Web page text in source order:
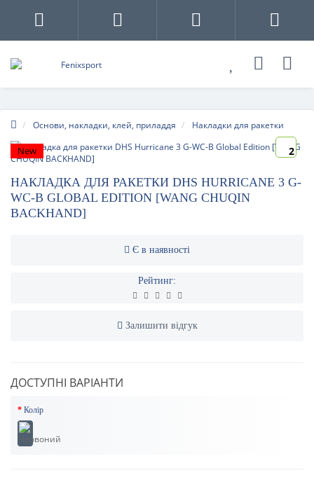
Основи, накладки, клей, приладдя Накладки для ракетки
New 2
НАКЛАДКА ДЛЯ РАКЕТКИ DHS HURRICANE 3 G-
WC-B GLOBAL EDITION [WANG CHUQIN
BACKHAND]
Є в наявності
Рейтинг:
Залишити відгук
ДОСТУПНІ ВАРІАНТИ
Колір